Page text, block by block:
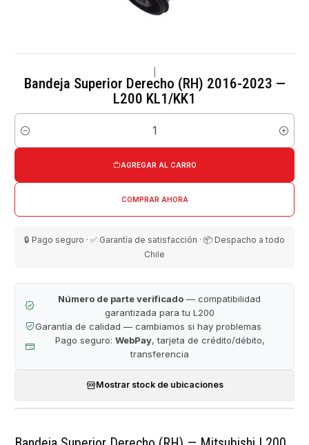
Bandeja Superior Derecho (RH) 2016-2023 —
L200 KL1/KK1
Cantidad
AGREGAR AL CARRO
COMPRAR AHORA
🔒 Pago seguro · ✅ Garantía de satisfacción · 📦 Despacho a todo
Chile
Número de parte verificado — compatibilidad
garantizada para tu L200
Garantía de calidad — cambiamos si hay problemas
Pago seguro: WebPay, tarjeta de crédito/débito,
transferencia
Mostrar stock de ubicaciones